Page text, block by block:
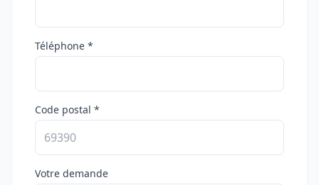
Téléphone *
Code postal *
Votre demande